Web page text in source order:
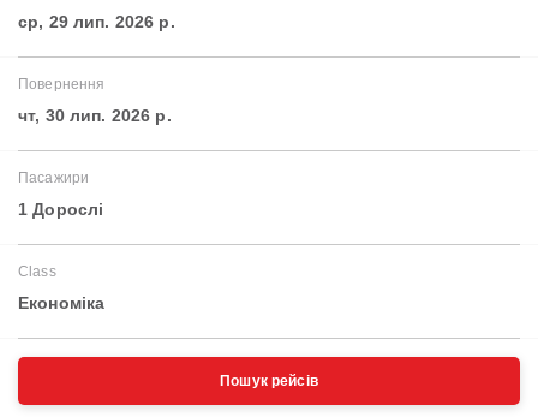
ср, 29 лип. 2026 р.
Повернення
чт, 30 лип. 2026 р.
Пасажири
1 Дорослі
Class
Економіка
Пошук рейсів